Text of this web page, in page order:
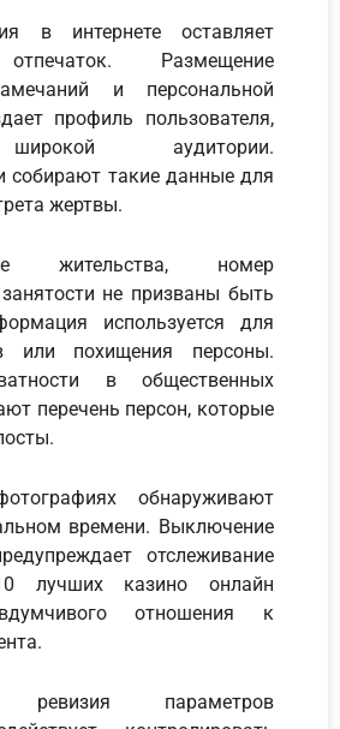
в интернете оставляет
Размещение
и персональной
профиль пользователя,
аудитории.
собирают такие данные для
жертвы.
жительства, номер
не призваны быть
используется для
или похищения персоны.
в общественных
перечень персон, которые
обнаруживают
времени. Выключение
отслеживание
лучших казино онлайн
отношения к
ревизия параметров